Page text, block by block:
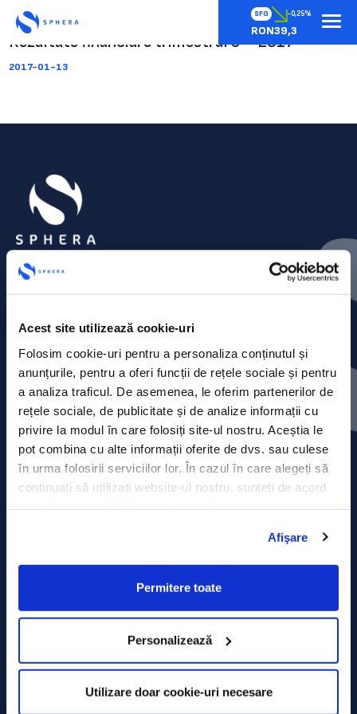
Acest site utilizează cookie-uri
Folosim cookie-uri pentru a personaliza conținutul și
anunțurile, pentru a oferi funcții de rețele sociale și pentru
a analiza traficul. De asemenea, le oferim partenerilor de
rețele sociale, de publicitate și de analize informații cu
privire la modul în care folosiți site-ul nostru. Aceștia le
pot combina cu alte informații oferite de dvs. sau culese
în urma folosirii serviciilor lor. În cazul în care alegeți să
continuați să utilizați website-ul nostru, sunteți de acord
Afişare
Permitere toate
Personalizează
Utilizare doar cookie-uri necesare
SFG -0,25%
RON39,3
Rezultate financiare trimestrul 3 – 2017
2017-01-13
Contact
Comunicate de presă
Politica de confidențialitate
Politica de prelucrare a datelor
Declarația Cookie